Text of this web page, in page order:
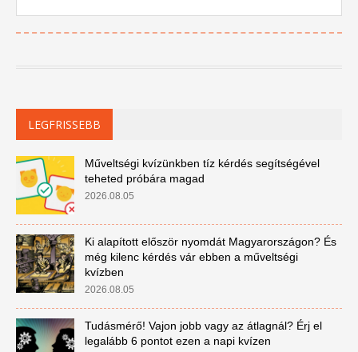
LEGFRISSEBB
Műveltségi kvízünkben tíz kérdés segítségével
teheted próbára magad
2026.08.05
Ki alapított először nyomdát Magyarországon? És
még kilenc kérdés vár ebben a műveltségi
kvízben
2026.08.05
Tudásmérő! Vajon jobb vagy az átlagnál? Érj el
legalább 6 pontot ezen a napi kvízen